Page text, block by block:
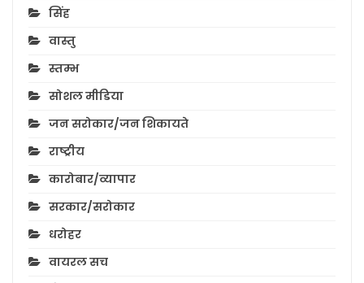
सिंह
वास्तु
स्तम्भ
सोशल मीडिया
जन सरोकार/जन शिकायते
राष्ट्रीय
कारोबार/व्यापार
सरकार/सरोकार
धरोहर
वायरल सच